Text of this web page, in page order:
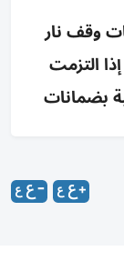
وقف نار
التزمت
بضمانات